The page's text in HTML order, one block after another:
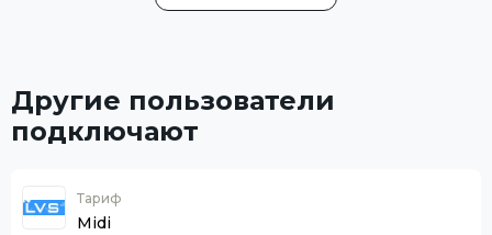
Другие пользователи
подключают
Тариф
Midi